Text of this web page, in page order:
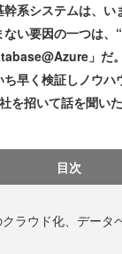
系システムは、
い要因の一つは
」だ
早く検証しノウ
を招いて話を聞いた
目次
ラウド化、データ